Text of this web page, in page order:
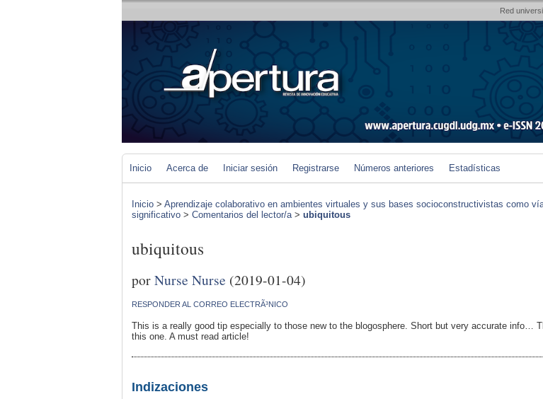
Red
Inicio Acerca de Iniciar sesión Registrarse Números anteriores Estadísticas
Inicio > Aprendizaje colaborativo en ambientes virtuales y sus bases socioconstructivistas como
significativo > Comentarios del lector/a> ubiquitous
ubiquitous
porNurse Nurse (2019-01-04)
RESPONDER AL CORREO ELECTRÃ³NICO
This is a really good tip especially to those new to the blogosphere. Short but very accurate info…
this one. A must read article!
Indizaciones